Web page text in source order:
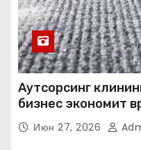
Аутсорсинг
бизнес экономит
Июн 27, 2026